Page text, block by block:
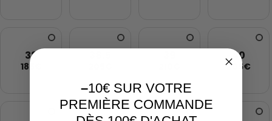
38
185€
40
205€
–10€ SUR VOTRE
PREMIÈRE COMMANDE